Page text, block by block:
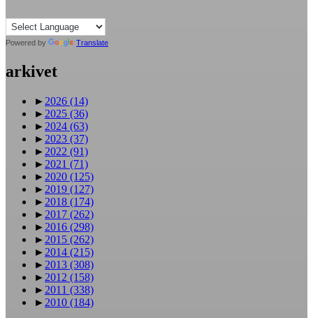
Powered by Translate
arkivet
► 2026 (14)
► 2025 (36)
► 2024 (63)
► 2023 (37)
► 2022 (91)
► 2021 (71)
► 2020 (125)
► 2019 (127)
► 2018 (174)
► 2017 (262)
► 2016 (298)
► 2015 (262)
► 2014 (215)
► 2013 (308)
► 2012 (158)
► 2011 (338)
► 2010 (184)